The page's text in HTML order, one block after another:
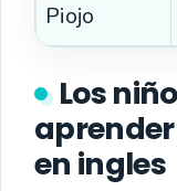
Piojo
Los
en ingles